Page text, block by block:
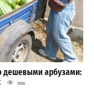
дешевыми арбузами:
3656